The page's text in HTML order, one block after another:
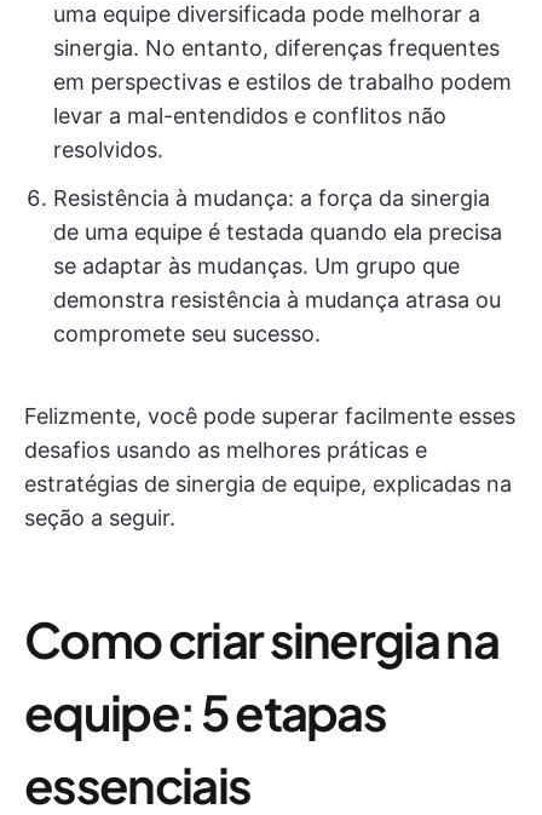
uma equipe diversificada pode melhorar a
sinergia. No entanto, diferenças frequentes
em perspectivas e estilos de trabalho podem
levar a mal-entendidos e conflitos não
resolvidos.
Resistência à mudança: a força da sinergia
de uma equipe é testada quando ela precisa
se adaptar às mudanças. Um grupo que
demonstra resistência à mudança atrasa ou
compromete seu sucesso.
Felizmente, você pode superar facilmente esses
desafios usando as melhores práticas e
estratégias de sinergia de equipe, explicadas na
seção a seguir.
Como criar sinergia na
equipe: 5 etapas
essenciais